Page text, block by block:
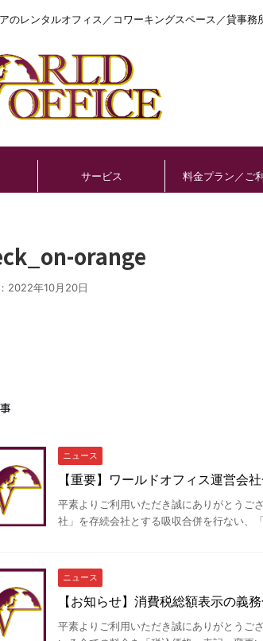
のレンタルオフィス／コワーキングスペース／貸事務
サービス 料金プラン／ご
orange
2022年10月20日
ニュース
【重要】ワールドオフィス運営会
平素よりご利用いただき誠にありがとうご
社」を存続会社とする吸収合併を行ない、
ニュース
【お知らせ】消費税総額表示の義
平素よりご利用いただき誠にありがとうご